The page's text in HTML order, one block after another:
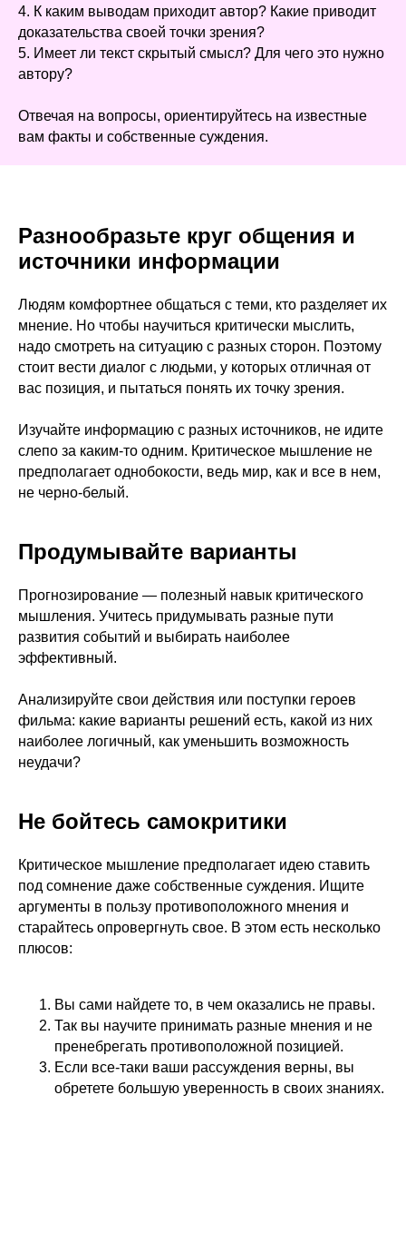
4. К каким выводам приходит автор? Какие приводит
доказательства своей точки зрения?
5. Имеет ли текст скрытый смысл? Для чего это нужно
автору?
Отвечая на вопросы, ориентируйтесь на известные
вам факты и собственные суждения.
Разнообразьте круг общения и
источники информации
Людям комфортнее общаться с теми, кто разделяет их
мнение. Но чтобы научиться критически мыслить,
надо смотреть на ситуацию с разных сторон. Поэтому
стоит вести диалог с людьми, у которых отличная от
вас позиция, и пытаться понять их точку зрения.
Изучайте информацию с разных источников, не идите
слепо за каким-то одним. Критическое мышление не
предполагает однобокости, ведь мир, как и все в нем,
не черно-белый.
Продумывайте варианты
Прогнозирование — полезный навык критического
мышления. Учитесь придумывать разные пути
развития событий и выбирать наиболее
эффективный.
Анализируйте свои действия или поступки героев
фильма: какие варианты решений есть, какой из них
наиболее логичный, как уменьшить возможность
неудачи?
Не бойтесь самокритики
Критическое мышление предполагает идею ставить
под сомнение даже собственные суждения. Ищите
аргументы в пользу противоположного мнения и
старайтесь опровергнуть свое. В этом есть несколько
плюсов:
Вы сами найдете то, в чем оказались не правы.
Так вы научите принимать разные мнения и не
пренебрегать противоположной позицией.
Если все-таки ваши рассуждения верны, вы
обретете большую уверенность в своих знаниях.